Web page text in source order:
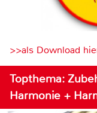
>>als Download
Topthema:
Harmonie +